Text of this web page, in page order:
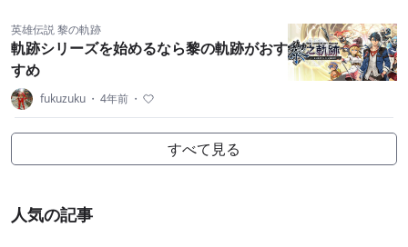
英雄伝説 黎の軌跡
軌跡シリーズを始めるなら黎の軌跡がおす
すめ
fukuzuku ・ 4年前 ・
すべて見る
人気の記事